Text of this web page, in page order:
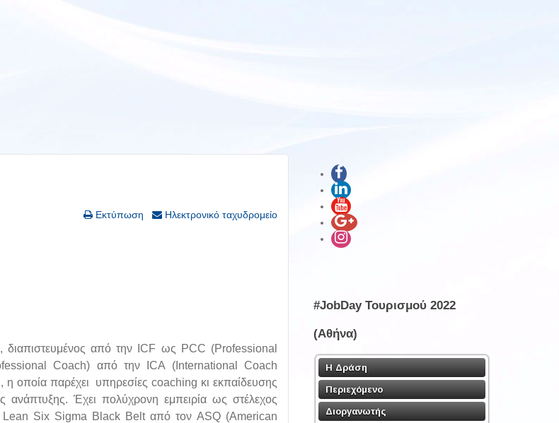
Εκτύπωση Ηλεκτρονικό ταχυδρομείο
από την ICF ως PCC (Professional
Coach) από την ICA (International Coach
η οποία παρέχει υπηρεσίες coaching κι εκπαίδευσης
ανάπτυξης. Έχει πολύχρονη εμπειρία ως στέλεχος
Lean Six Sigma Black Belt από τον ASQ (American
#JobDay Τουρισμού 2022
(Αθήνα)
Η Δράση
Περιεχόμενο
Διοργανωτής